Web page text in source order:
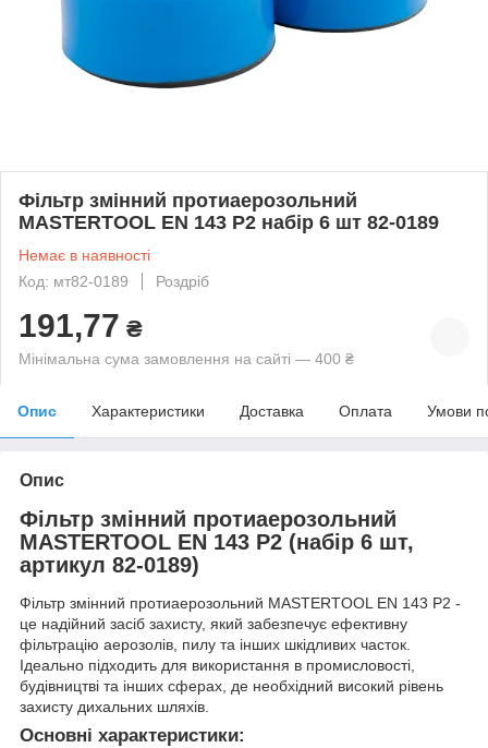
Фільтр змінний протиаерозольний
MASTERTOOL EN 143 P2 набір 6 шт 82-0189
Немає в наявності
Код: мт82-0189
Роздріб
191,77 ₴
Мінімальна сума замовлення на сайті — 400 ₴
Опис Характеристики Доставка Оплата Умови
Опис
Фільтр змінний протиаерозольний
MASTERTOOL EN 143 P2 (набір 6 шт,
артикул 82-0189)
Фільтр змінний протиаерозольний MASTERTOOL EN 143 P2 -
це надійний засіб захисту, який забезпечує ефективну
фільтрацію аерозолів, пилу та інших шкідливих часток.
Ідеально підходить для використання в промисловості,
будівництві та інших сферах, де необхідний високий рівень
захисту дихальних шляхів.
Основні характеристики: